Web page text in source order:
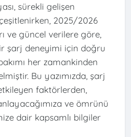
sürekli gelişen
2025/2026
ve güncel verilere göre,
şarj deneyimi için doğru
her zamankinden
Bu yazımızda, şarj
faktörlerden,
ve ömrünü
dair kapsamlı bilgiler